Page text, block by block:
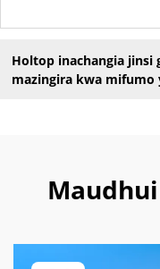
Holtop inachangia jinsi
mazingira kwa mifumo